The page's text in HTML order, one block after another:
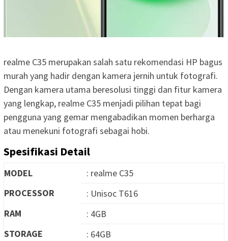
realme C35 merupakan salah satu rekomendasi HP bagus
murah yang hadir dengan kamera jernih untuk fotografi.
Dengan kamera utama beresolusi tinggi dan fitur kamera
yang lengkap, realme C35 menjadi pilihan tepat bagi
pengguna yang gemar mengabadikan momen berharga
atau menekuni fotografi sebagai hobi.
Spesifikasi Detail
MODEL
: realme C35
PROCESSOR
: Unisoc T616
RAM
: 4GB
STORAGE
: 64GB